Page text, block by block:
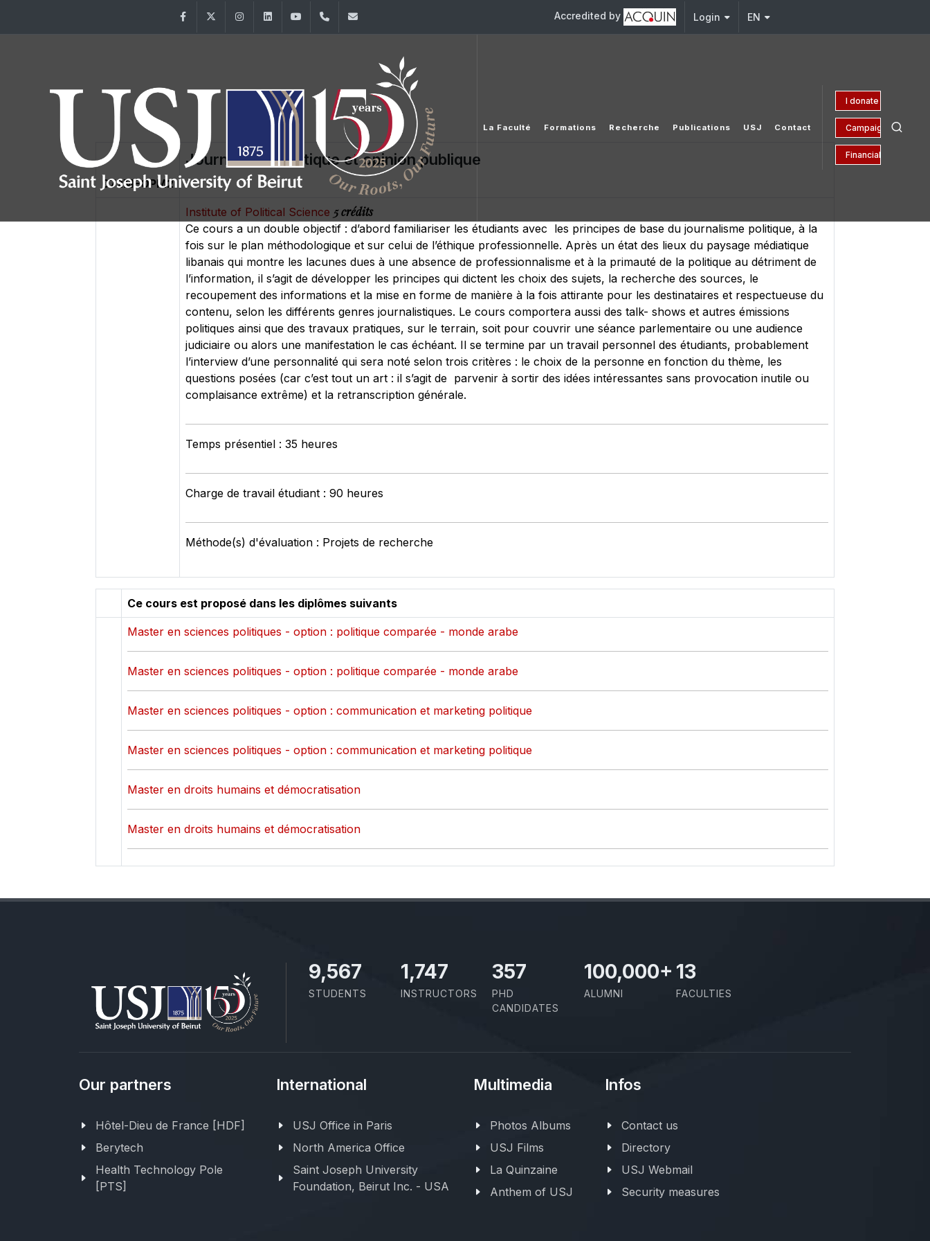
FacebookTwitter InstagramLinkedInYouTube+961 (1) 421 443 Accredited by Login EN
I donate
Campaign 150 yrs
Financial Aid
La Faculté Formations Recherche Publications USJ Contact
072MEOPM2
Journalisme politique et opinion publique
Institute of Political Science 5 crédits
Ce cours a un double objectif : d’abord familiariser les étudiants avec les principes de base du journalisme politique, à la
fois sur le plan méthodologique et sur celui de l’éthique professionnelle. Après un état des lieux du paysage médiatique
libanais qui montre les lacunes dues à une absence de professionnalisme et à la primauté de la politique au détriment de
l’information, il s’agit de développer les principes qui dictent les choix des sujets, la recherche des sources, le
recoupement des informations et la mise en forme de manière à la fois attirante pour les destinataires et respectueuse du
contenu, selon les différents genres journalistiques. Le cours comportera aussi des talk- shows et autres émissions
politiques ainsi que des travaux pratiques, sur le terrain, soit pour couvrir une séance parlementaire ou une audience
judiciaire ou alors une manifestation le cas échéant. Il se termine par un travail personnel des étudiants, probablement
l’interview d’une personnalité qui sera noté selon trois critères : le choix de la personne en fonction du thème, les
questions posées (car c’est tout un art : il s’agit de parvenir à sortir des idées intéressantes sans provocation inutile ou
complaisance extrême) et la retranscription générale.
Temps présentiel : 35 heures
Charge de travail étudiant : 90 heures
Méthode(s) d'évaluation : Projets de recherche
Ce cours est proposé dans les diplômes suivants
Master en sciences politiques - option : politique comparée - monde arabe
Master en sciences politiques - option : politique comparée - monde arabe
Master en sciences politiques - option : communication et marketing politique
Master en sciences politiques - option : communication et marketing politique
Master en droits humains et démocratisation
Master en droits humains et démocratisation
11,110
STUDENTS
2,029
INSTRUCTORS
414
PHD
CANDIDATES
100,000+
ALUMNI
13
FACULTIES
Our partners
Hôtel-Dieu de France [HDF]
Berytech
Health Technology Pole
[PTS]
International
USJ Office in Paris
North America Office
Saint Joseph University
Foundation, Beirut Inc. - USA
Multimedia
Photos Albums
USJ Films
La Quinzaine
Anthem of USJ
Infos
Contact us
Directory
USJ Webmail
Security measures